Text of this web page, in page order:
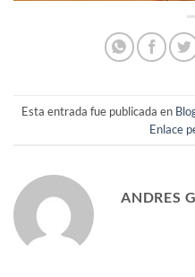
Esta entrada fue publicada en
Enlace
ANDRES